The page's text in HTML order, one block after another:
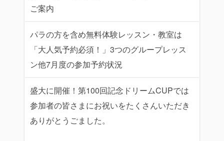
ご案内
パラの方を含め無料体験レッスン・教室は
「大人気予約必須！」3つのグループレッス
ン他7月度の参加予約状況
盛大に開催！第100回記念ドリームCUPでは
参加者の皆さまにお祝いをたくさんいただき
ありがとうごました。